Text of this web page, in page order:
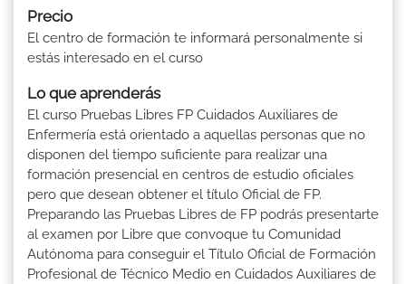
Precio
El centro de formación te informará personalmente si
estás interesado en el curso
Lo que aprenderás
El curso Pruebas Libres FP Cuidados Auxiliares de
Enfermería está orientado a aquellas personas que no
disponen del tiempo suficiente para realizar una
formación presencial en centros de estudio oficiales
pero que desean obtener el título Oficial de FP.
Preparando las Pruebas Libres de FP podrás presentarte
al examen por Libre que convoque tu Comunidad
Autónoma para conseguir el Título Oficial de Formación
Profesional de Técnico Medio en Cuidados Auxiliares de